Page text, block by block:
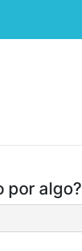
por algo?